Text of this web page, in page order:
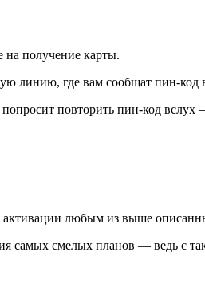
на получение карты.
линию, где вам сообщат пин-код
повторить пин-код вслух
любым из выше
самых смелых планов — ведь с